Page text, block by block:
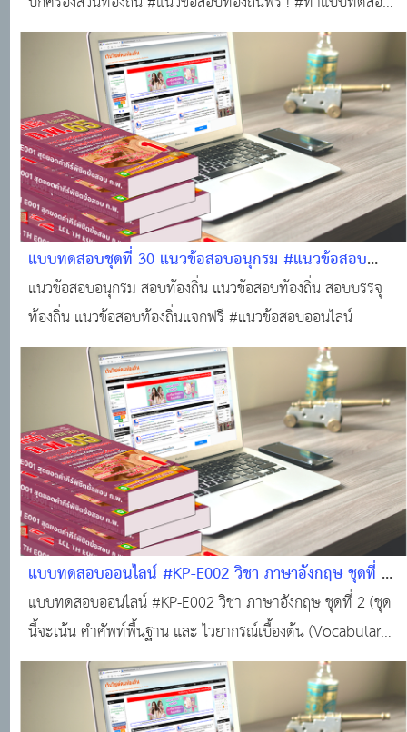
ข้อสอบออนไลน์
ฟรี!!! #ข้อสอบท้องถิ่นฟรี !!! #สอบบรรจุท้องถิ่น #แหล่งเรียนรู้
ของคนท้องถิ่น #ติวสอบออนไลน์ #แนวข้อสอบออนไลน์
แบบทดสอบชุดที่ 30 แนวข้อสอบอนุกรม #แนวข้อสอบ
ออนไลน์
แนวข้อสอบอนุกรม สอบท้องถิ่น แนวข้อสอบท้องถิ่น สอบบรรจุ
ท้องถิ่น แนวข้อสอบท้องถิ่นแจกฟรี #แนวข้อสอบออนไลน์
แบบทดสอบออนไลน์ #KP-E002 วิชา ภาษาอังกฤษ ชุดที่ 2"
(ชุดนี้จะเน้น "คำศัพท์พื้นฐาน" และ "ไวยากรณ์เบื้องต้น"
(Vocabulary & Basic Grammar)) จำนวน 20 ข้อ
แบบทดสอบออนไลน์ #KP-E002 วิชา ภาษาอังกฤษ ชุดที่ 2 (ชุด
นี้จะเน้น คำศัพท์พื้นฐาน และ ไวยากรณ์เบื้องต้น (Vocabulary
& Basic Grammar)) จำนวน 20 ข้อ